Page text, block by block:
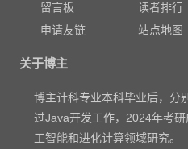
留言板 读者排行
申请友链
站点地图
关于博主
博主计科专业本科毕业后，分
过Java开发工作，2024年考
工智能和进化计算领域研究。